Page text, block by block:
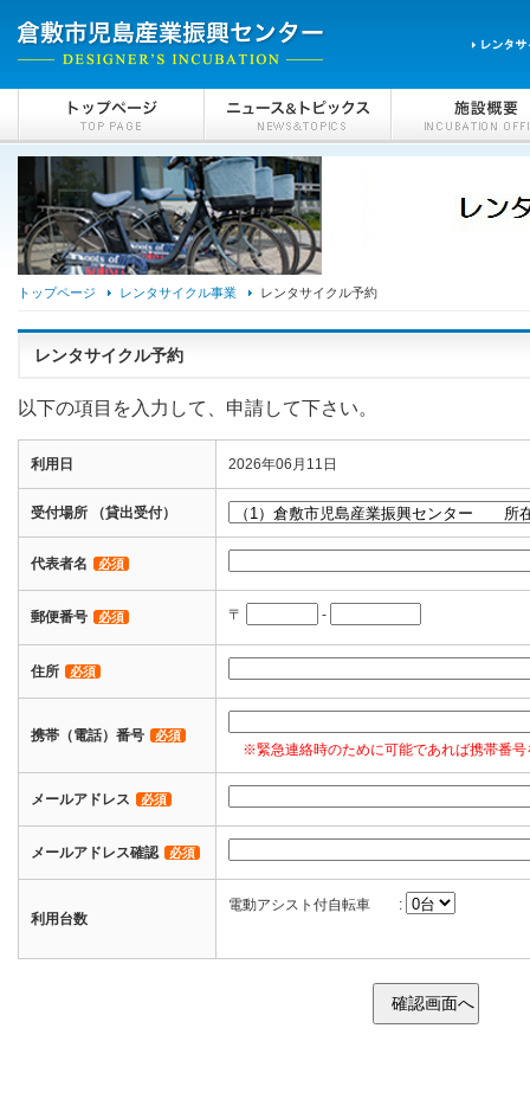
トップページ レンタサイクル事業 レンタサイクル予約
レンタサイクル予約
以下の項目を入力して、申請して下さい。
利用日 2026年06月11日
受付場所 （貸出受付）
代表者名 必須
郵便番号 必須 〒 -
住所 必須
携帯（電話）番号 必須
※緊急連絡時のために可能であれば携帯番号
メールアドレス 必須
メールアドレス確認 必須
利用台数
電動アシスト付自転車 :